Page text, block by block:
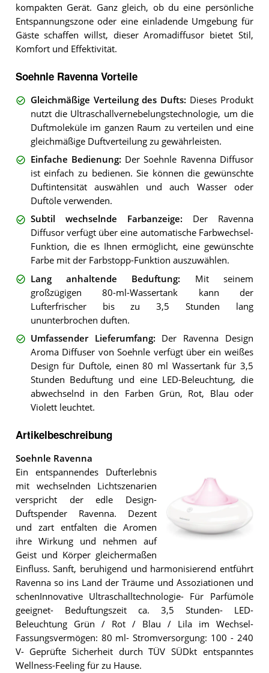
kompakten Gerät. Ganz gleich, ob du eine persönliche
Entspannungszone oder eine einladende Umgebung für
Gäste schaffen willst, dieser Aromadiffusor bietet Stil,
Komfort und Effektivität.
Soehnle Ravenna Vorteile
Gleichmäßige Verteilung des Dufts: Dieses Produkt
nutzt die Ultraschallvernebelungstechnologie, um die
Duftmoleküle im ganzen Raum zu verteilen und eine
gleichmäßige Duftverteilung zu gewährleisten.
Einfache Bedienung: Der Soehnle Ravenna Diffusor
ist einfach zu bedienen. Sie können die gewünschte
Duftintensität auswählen und auch Wasser oder
Duftöle verwenden.
Subtil wechselnde Farbanzeige: Der Ravenna
Diffusor verfügt über eine automatische Farbwechsel-
Funktion, die es Ihnen ermöglicht, eine gewünschte
Farbe mit der Farbstopp-Funktion auszuwählen.
Lang anhaltende Beduftung: Mit seinem
großzügigen 80-ml-Wassertank kann der
Lufterfrischer bis zu 3,5 Stunden lang
ununterbrochen duften.
Umfassender Lieferumfang: Der Ravenna Design
Aroma Diffuser von Soehnle verfügt über ein weißes
Design für Duftöle, einen 80 ml Wassertank für 3,5
Stunden Beduftung und eine LED-Beleuchtung, die
abwechselnd in den Farben Grün, Rot, Blau oder
Violett leuchtet.
Artikelbeschreibung
Soehnle Ravenna
Soehnle
Ravenna.
Ein entspannendes Dufterlebnis
mit wechselnden Lichtszenarien
verspricht der edle Design-
Duftspender Ravenna. Dezent
und zart entfalten die Aromen
ihre Wirkung und nehmen auf
Geist und Körper gleichermaßen
Einfluss. Sanft, beruhigend und harmonisierend entführt
Ravenna so ins Land der Träume und Assoziationen und
schenInnovative Ultraschalltechnologie- Für Parfümöle
geeignet- Beduftungszeit ca. 3,5 Stunden- LED-
Beleuchtung Grün / Rot / Blau / Lila im Wechsel-
Fassungsvermögen: 80 ml- Stromversorgung: 100 - 240
V- Geprüfte Sicherheit durch TÜV SÜDkt entspanntes
Wellness-Feeling für zu Hause.